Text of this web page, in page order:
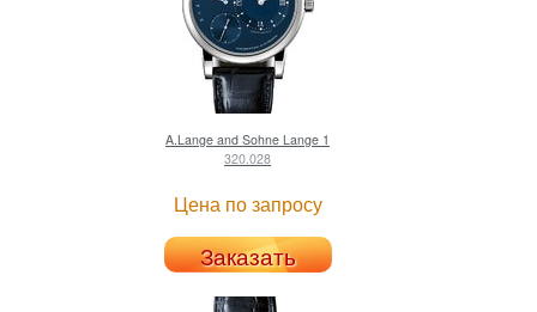
A.Lange and Sohne Lange 1
320.028
Цена по запросу
Заказать